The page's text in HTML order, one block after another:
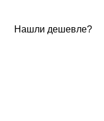
Нашли дешевле?